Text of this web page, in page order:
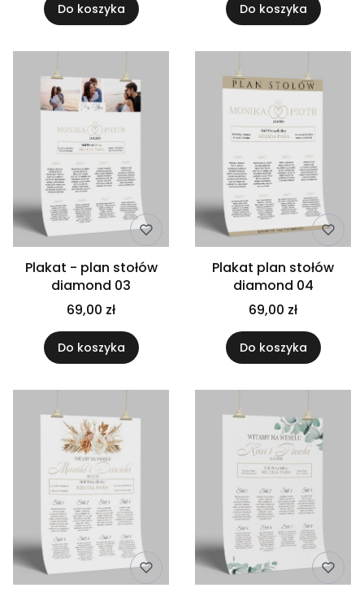
Do koszyka Do koszyka
Plakat - plan stołów
diamond 03
69,00 zł
Do koszyka
Plakat plan stołów
diamond 04
69,00 zł
Do koszyka